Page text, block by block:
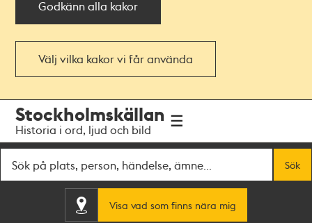
Godkänn alla kakor
Välj vilka kakor vi får använda
navigationen
huvudinnehållet
Stockholmskällan
Historia i ord, ljud och bild
Sök
Visa vad som finns nära mig